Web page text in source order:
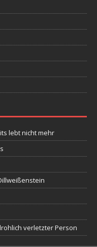
lebt nicht mehr
verletzter Person